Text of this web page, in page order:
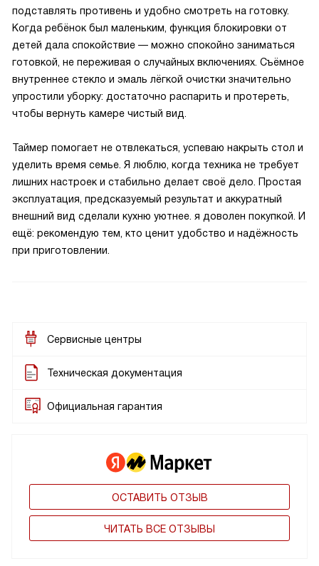
подставлять противень и удобно смотреть на готовку.
Когда ребёнок был маленьким, функция блокировки от
детей дала спокойствие — можно спокойно заниматься
готовкой, не переживая о случайных включениях. Съёмное
внутреннее стекло и эмаль лёгкой очистки значительно
упростили уборку: достаточно распарить и протереть,
чтобы вернуть камере чистый вид.
Таймер помогает не отвлекаться, успеваю накрыть стол и
уделить время семье. Я люблю, когда техника не требует
лишних настроек и стабильно делает своё дело. Простая
эксплуатация, предсказуемый результат и аккуратный
внешний вид сделали кухню уютнее. я доволен покупкой. И
ещё: рекомендую тем, кто ценит удобство и надёжность
при приготовлении.
Сервисные центры
Техническая документация
Официальная гарантия
ОСТАВИТЬ ОТЗЫВ
ЧИТАТЬ ВСЕ ОТЗЫВЫ